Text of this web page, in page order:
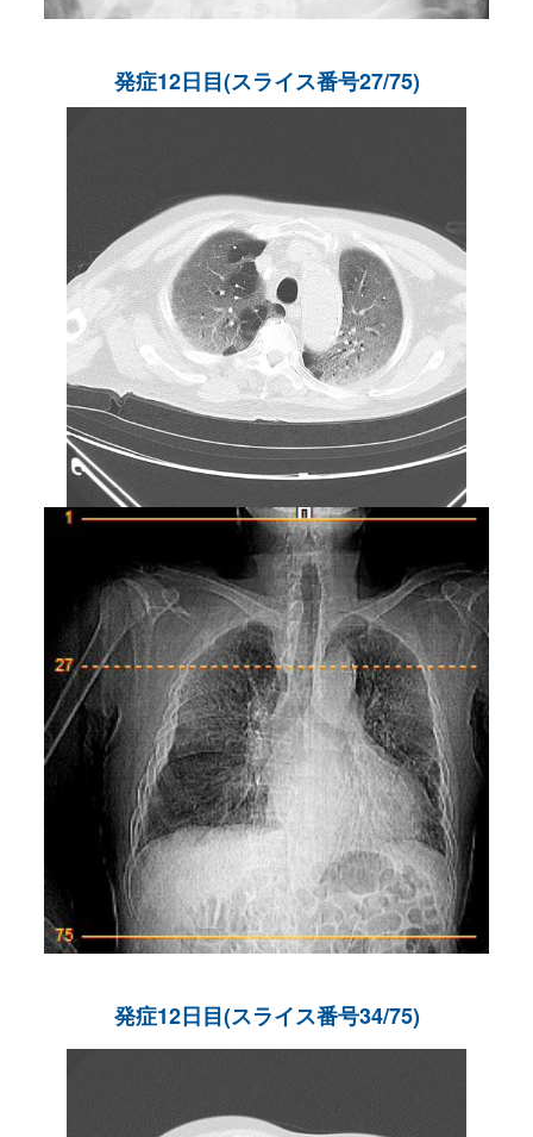
発症12日目(スライス番号27/75)
発症12日目(スライス番号34/75)